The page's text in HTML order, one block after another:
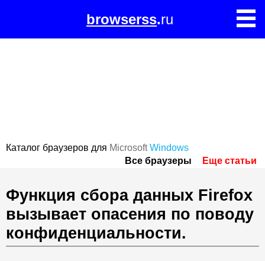
browserss.ru
Каталог браузеров для Microsoft Windows
Все браузеры
Еще статьи
Функция сбора данных Firefox
вызывает опасения по поводу
конфиденциальности.